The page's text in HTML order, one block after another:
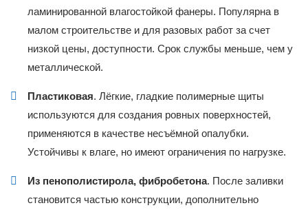
ламинированной влагостойкой фанеры. Популярна в
малом строительстве и для разовых работ за счет
низкой цены, доступности. Срок службы меньше, чем у
металлической.
Пластиковая. Лёгкие, гладкие полимерные щиты
используются для создания ровных поверхностей,
применяются в качестве несъёмной опалубки.
Устойчивы к влаге, но имеют ограничения по нагрузке.
Из пенополистирола, фибробетона. После заливки
становится частью конструкции, дополнительно